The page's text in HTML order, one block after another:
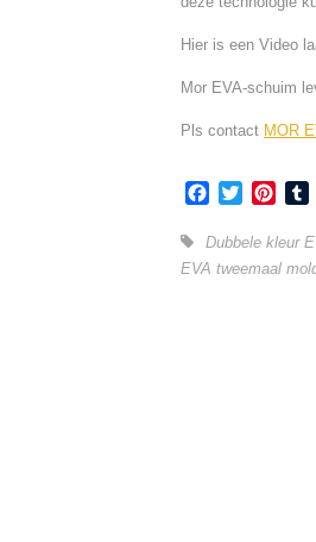
Hier is een Video
Mor EVA-schuim
Pls contact MOR
Facebook
Twitter
Dubbele kleur
EVA tweemaal